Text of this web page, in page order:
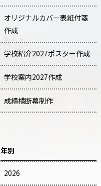
オリジナルカバー表紙付箋
作成
学校紹介2027ポスター作成
学校案内2027作成
成績横断幕制作
年別
2026